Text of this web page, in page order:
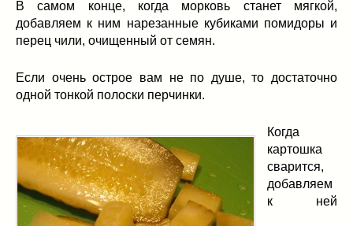
В самом конце, когда морковь станет мягкой,
добавляем к ним нарезанные кубиками помидоры и
перец чили, очищенный от семян.
Если очень острое вам не по душе, то достаточно
одной тонкой полоски перчинки.
Когда
картошка
сварится,
добавляем
к ней